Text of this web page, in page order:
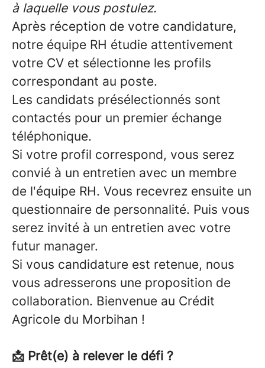
à laquelle vous postulez.
Après réception de votre candidature,
notre équipe RH étudie attentivement
votre CV et sélectionne les profils
correspondant au poste.
Les candidats présélectionnés sont
contactés pour un premier échange
téléphonique.
Si votre profil correspond, vous serez
convié à un entretien avec un membre
de l'équipe RH. Vous recevrez ensuite un
questionnaire de personnalité. Puis vous
serez invité à un entretien avec votre
futur manager.
Si vous candidature est retenue, nous
vous adresserons une proposition de
collaboration. Bienvenue au Crédit
Agricole du Morbihan !
📩 Prêt(e) à relever le défi ?